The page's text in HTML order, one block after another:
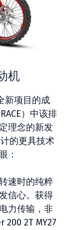
机
新项目的成
）中该排
理念的新发
的更具技术
：
速时的纯粹
信心。获得
力传输，非
200 2T MY27